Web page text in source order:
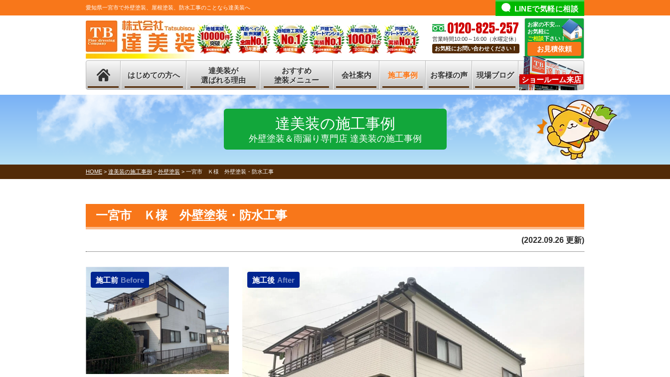
愛知県一宮市で外壁塗装、屋根塗装、防水工事のことなら達美装へ LINEで気軽に相談
0120-825-257
営業時間10:00～16:00（水曜定休）
お気軽にお問い合わせください！
お家の不安…
お気軽に
ご相談下さい！
お見積依頼
はじめての方へ
達美装が
選ばれる理由
おすすめ
塗装メニュー
会社案内 施工事例 お客様の声 現場ブログ
ショールーム来店
達美装の施工事例
外壁塗装＆雨漏り専門店 達美装の施工事例
HOME > 達美装の施工事例 > 外壁塗装 > 一宮市 Ｋ様 外壁塗装・防水工事
一宮市 Ｋ様 外壁塗装・防水工事
(2022.09.26 更新)
施工後 After
施工前 Before